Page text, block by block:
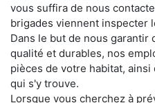
vous suffira de nous
brigades viennent inspecter
Dans le but de nous garantir
qualité et durables, nos
pièces de votre habitat,
qui s'y trouve.
Lorsque vous cherchez à